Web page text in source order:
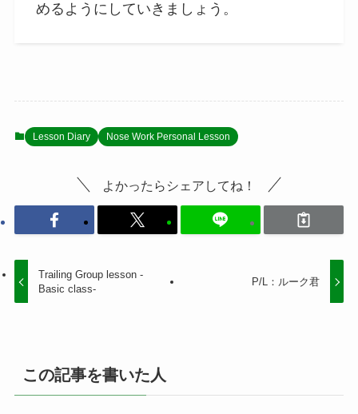
めるようにしていきましょう。
Lesson Diary Nose Work Personal Lesson
よかったらシェアしてね！
Trailing Group lesson -
Basic class-
P/L：ルーク君
この記事を書いた人